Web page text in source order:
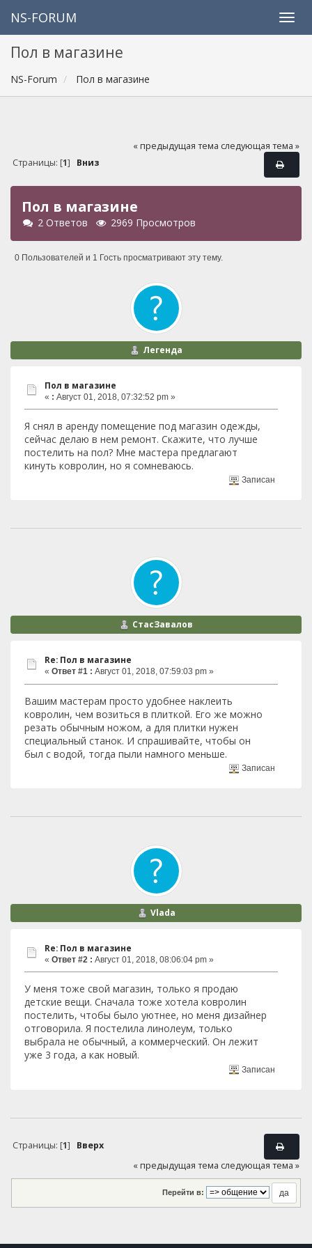
NS-FORUM
Пол в магазине
NS-Forum Пол в магазине
« предыдущая тема следующая тема »
Страницы: [1] Вниз
Пол в магазине
2 Ответов 2969 Просмотров
0 Пользователей и 1 Гость просматривают эту тему.
Легенда
Пол в магазине
« : Август 01, 2018, 07:32:52 pm »
Я снял в аренду помещение под магазин одежды,
сейчас делаю в нем ремонт. Скажите, что лучше
постелить на пол? Мне мастера предлагают
кинуть ковролин, но я сомневаюсь.
Записан
СтасЗавалов
Re: Пол в магазине
« Ответ #1 : Август 01, 2018, 07:59:03 pm »
Вашим мастерам просто удобнее наклеить
ковролин, чем возиться в плиткой. Его же можно
резать обычным ножом, а для плитки нужен
специальный станок. И спрашивайте, чтобы он
был с водой, тогда пыли намного меньше.
Записан
Vlada
Re: Пол в магазине
« Ответ #2 : Август 01, 2018, 08:06:04 pm »
У меня тоже свой магазин, только я продаю
детские вещи. Сначала тоже хотела ковролин
постелить, чтобы было уютнее, но меня дизайнер
отговорила. Я постелила линолеум, только
выбрала не обычный, а коммерческий. Он лежит
уже 3 года, а как новый.
Записан
Страницы: [1] Вверх
« предыдущая тема следующая тема »
Перейти в: